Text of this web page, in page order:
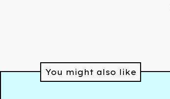
You might also like